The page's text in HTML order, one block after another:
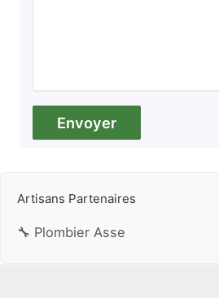
Artisans Partenaires
🔧 Plombier Asse